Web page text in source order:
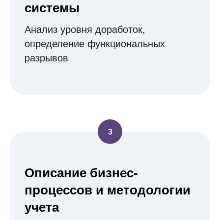
системы
Анализ уровня доработок,
определение функциональных
разрывов
Описание бизнес-
процессов и методологии
учета